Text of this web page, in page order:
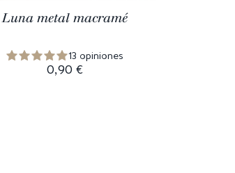
Luna metal macramé
13 opiniones
0,90 €